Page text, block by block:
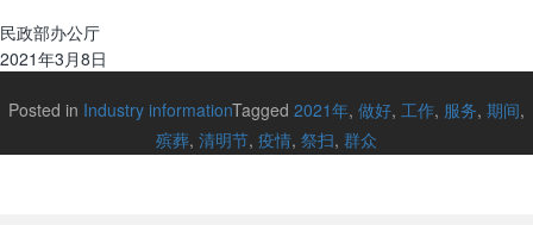
民政部办公厅
2021年3月8日
Posted in Industry informationTagged 2021年, 做好, 工作, 服务, 期间,
殡葬, 清明节, 疫情, 祭扫, 群众